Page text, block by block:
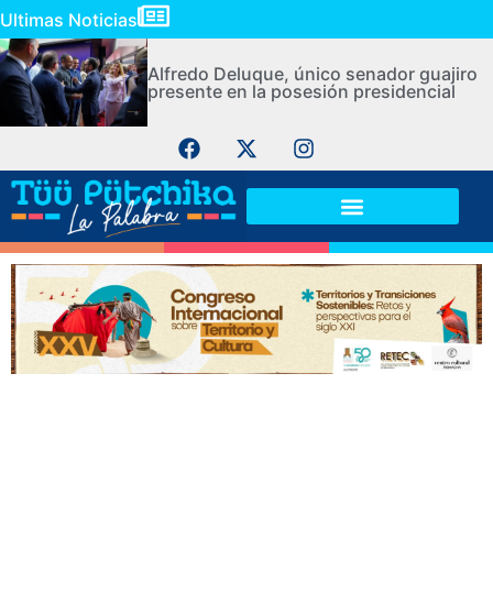
Ultimas Noticias
Alfredo Deluque, único senador guajiro
presente en la posesión presidencial